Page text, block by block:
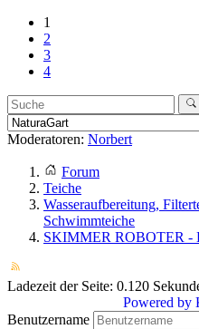
1
2
3
4
Moderatoren: Norbert
Forum
Teiche
Wasseraufbereitung,
Schwimmteiche
SKIMMER ROBOTER -
Ladezeit der Seite: 0.120
Powered by
Benutzername